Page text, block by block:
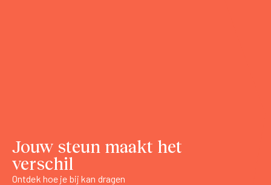
Jouw steun maakt het
verschil
Ontdek hoe je bij kan dragen